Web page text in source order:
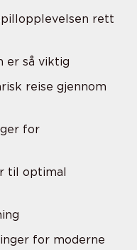
rett
er så viktig
reise gjennom
for
til optimal
for moderne